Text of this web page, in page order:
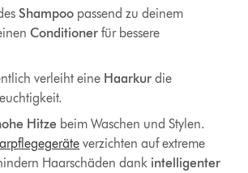
Shampoo passend zu deinem
Conditioner für bessere
verleiht eine Haarkur die
Hitze beim Waschen und Stylen.
verzichten auf extreme
Haarschäden dank intelligenter